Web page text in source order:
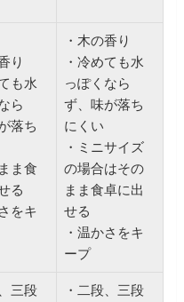
り
も水
ら
落ち
ま食
る
をキ
・木の香り
・冷めても水
っぽくなら
ず、味が落ち
にくい
・ミニサイズ
の場合はその
まま食卓に出
せる
・温かさをキ
ープ
三段
・二段、三段